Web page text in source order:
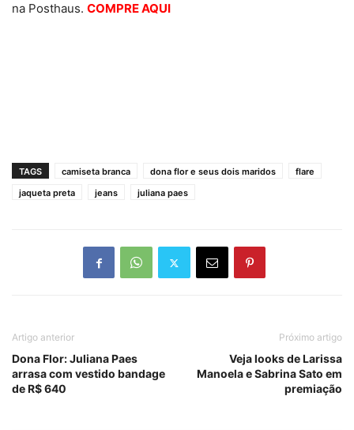
na Posthaus. COMPRE AQUI
TAGS camiseta branca dona flor e seus dois maridos
flare
jaqueta preta
jeans juliana paes
Artigo anterior
Dona Flor: Juliana Paes
arrasa com vestido bandage
de R$ 640
Próximo artigo
Veja looks de Larissa
Manoela e Sabrina Sato em
premiação